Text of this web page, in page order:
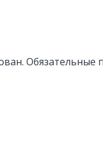
Обязательные